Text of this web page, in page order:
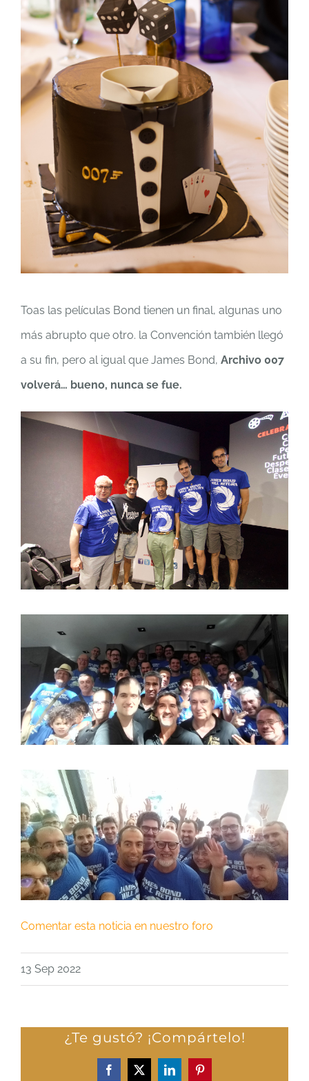
Toas las películas Bond tienen un final, algunas uno
más abrupto que otro. la Convención también llegó
a su fin, pero al igual que James Bond, Archivo 007
volverá… bueno, nunca se fue.
Comentar esta noticia en nuestro foro
13 Sep 2022
¿Te gustó? ¡Compártelo!
Facebook
X LinkedInPinterest